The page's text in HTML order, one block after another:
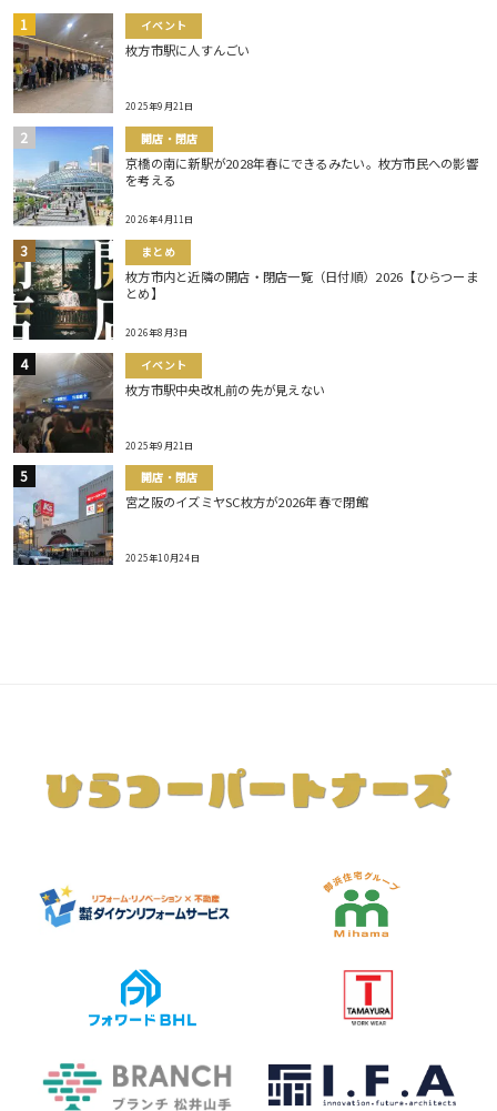
イベント
枚方市駅に人すんごい
2025年9月21日
開店・閉店
京橋の南に新駅が2028年春にできるみたい。枚方市民への影響
を考える
2026年4月11日
まとめ
枚方市内と近隣の開店・閉店一覧（日付順）2026【ひらつーま
とめ】
2026年8月3日
イベント
枚方市駅中央改札前の先が見えない
2025年9月21日
開店・閉店
宮之阪のイズミヤSC枚方が2026年春で閉館
2025年10月24日